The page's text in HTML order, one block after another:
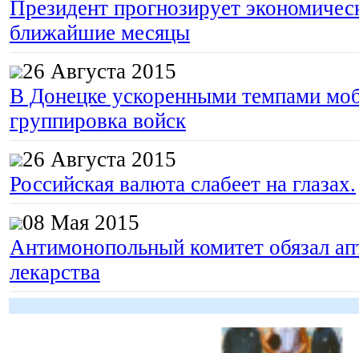
Президент прогнозирует
ближайшие месяцы
26 Августа 2015
В Донецке ускоренными темпами
группировка войск
26 Августа 2015
Российская валюта слабеет на глазах.
08 Мая 2015
Антимонопольный комитет обязал
лекарства